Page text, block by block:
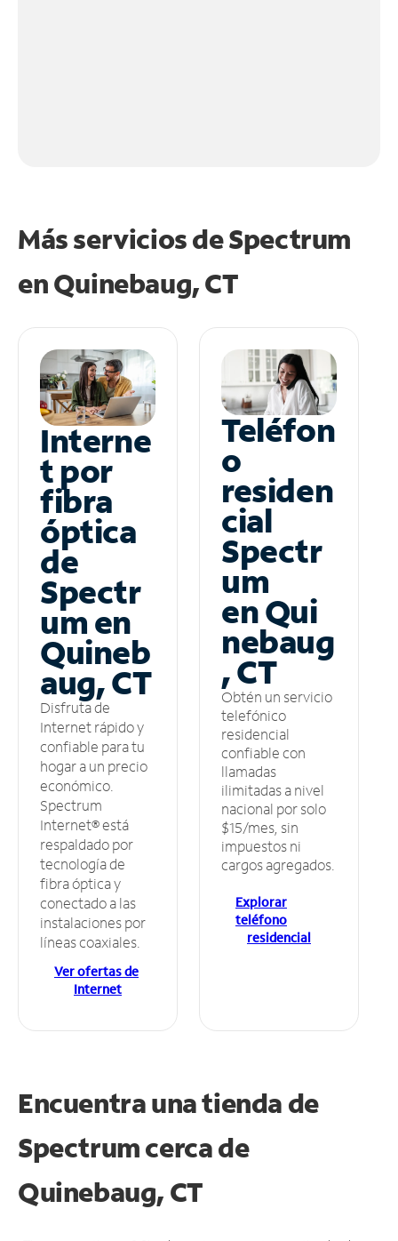
Más servicios de Spectrum
enQuinebaug, CT
Interne
t por
fibra
óptica
de
Spectr
um en
Quineb
aug, CT
Disfruta de
Internet rápido y
confiable para tu
hogar a un precio
económico.
Spectrum
Internet® está
respaldado por
tecnología de
fibra óptica y
conectado a las
instalaciones por
líneas coaxiales.
Ver ofertas de
Internet
Teléfon
o
residen
cial
Spectr
um
en Qui
nebaug
, CT
Obtén un servicio
telefónico
residencial
confiable con
llamadas
ilimitadas a nivel
nacional por solo
$15/mes, sin
impuestos ni
cargos agregados.
Explorar
teléfono
residencial
Encuentra una tienda de
Spectrumcerca de
Quinebaug, CT